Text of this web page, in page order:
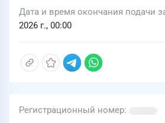
Дата и время окончания подачи
2026 г., 00:00
Регистрационный номер